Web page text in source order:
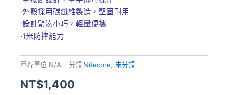
·外殼採用碳纖維製造，堅固耐用
·設計緊湊小巧，輕量便攜
·1米防摔能力
庫存單位 N/A 分類 Nitecore 未分類
NT$1,400